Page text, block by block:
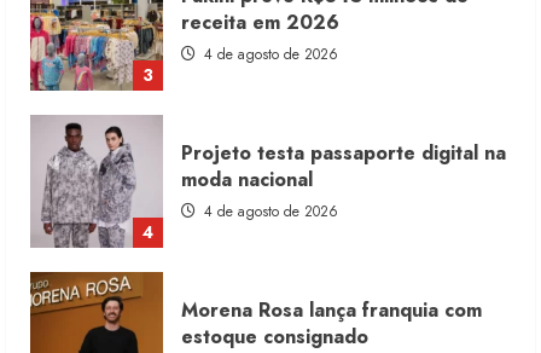
4
moda nacional
4 de agosto de 2026
5
Morena Rosa lança franquia com
estoque consignado
4 de agosto de 2026
Moda vende US$63,7 bilhões em
produtos licenciados